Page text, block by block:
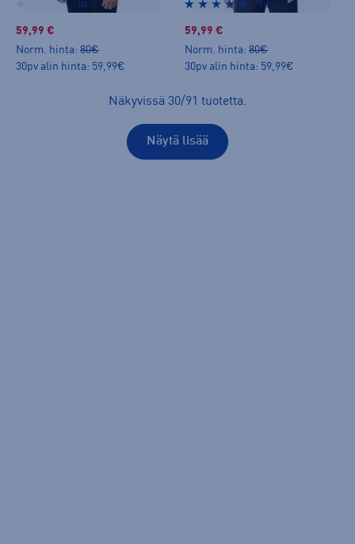
(0)
59,99 €
Norm. hinta: 80€
30pv alin hinta: 59,99€
(1)
59,99 €
Norm. hinta: 80€
30pv alin hinta: 59,99€
Näkyvissä 30/91 tuotetta.
Näytä lisää